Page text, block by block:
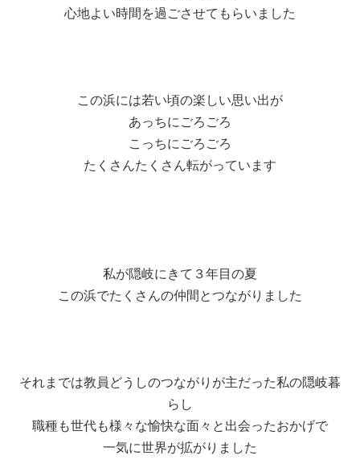
心地よい時間を過ごさせてもらいました
この浜には若い頃の楽しい思い出が
あっちにごろごろ
こっちにごろごろ
たくさんたくさん転がっています
私が隠岐にきて３年目の夏
この浜でたくさんの仲間とつながりました
それまでは教員どうしのつながりが主だった私の隠岐暮
らし
職種も世代も様々な愉快な面々と出会ったおかげで
一気に世界が拡がりました